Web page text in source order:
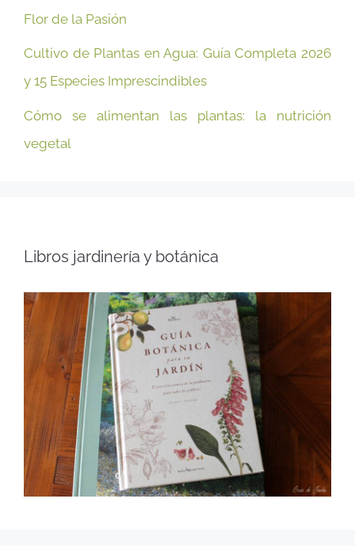
Flor de la Pasión
Cultivo de Plantas en Agua: Guía Completa 2026
y 15 Especies Imprescindibles
Cómo se alimentan las plantas: la nutrición
vegetal
Libros jardinería y botánica